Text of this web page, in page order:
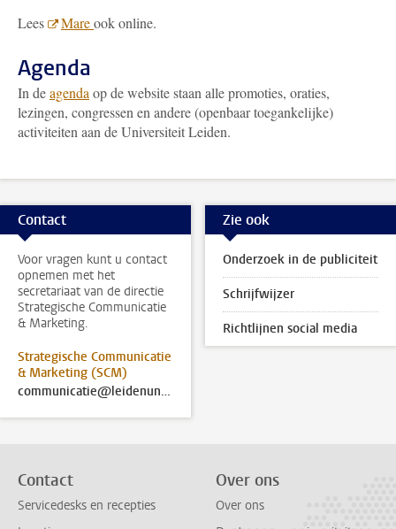
Lees Mareook online.
Agenda
In deagenda op de website staan alle promoties, oraties,
lezingen, congressen en andere (openbaar toegankelijke)
activiteiten aan de Universiteit Leiden.
Contact
Voor vragen kunt u contact
opnemen met het
secretariaat van de directie
Strategische Communicatie
& Marketing.
Strategische Communicatie
& Marketing (SCM)
communicatie@leidenuniv.nl
Zie ook
Onderzoek in de publiciteit
Schrijfwijzer
Richtlijnen social media
Contact
Servicedesks en recepties
Over ons
Over ons